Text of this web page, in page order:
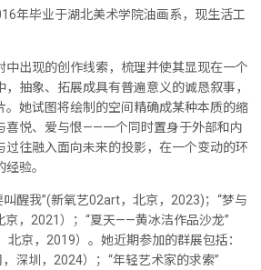
年毕业于湖北美术学院油画系，现生活工
中出现的创作线索，梳理并使其显现在一个
抽象、拓展成具有普遍意义的诚恳叙事，
。她试图将绘制的空间精确成某种本质的缩
喜悦、爱与恨——一个同时置身于外部和内
过往融入面向未来的投影，在一个变动的环
验。
醒我”(新氧艺02art，北京，2023)；“梦与
京，2021）；“夏天——黄冰洁作品沙龙”
北京，2019）。她近期参加的群展包括：
深圳，2024）；“年轻艺术家的求索”